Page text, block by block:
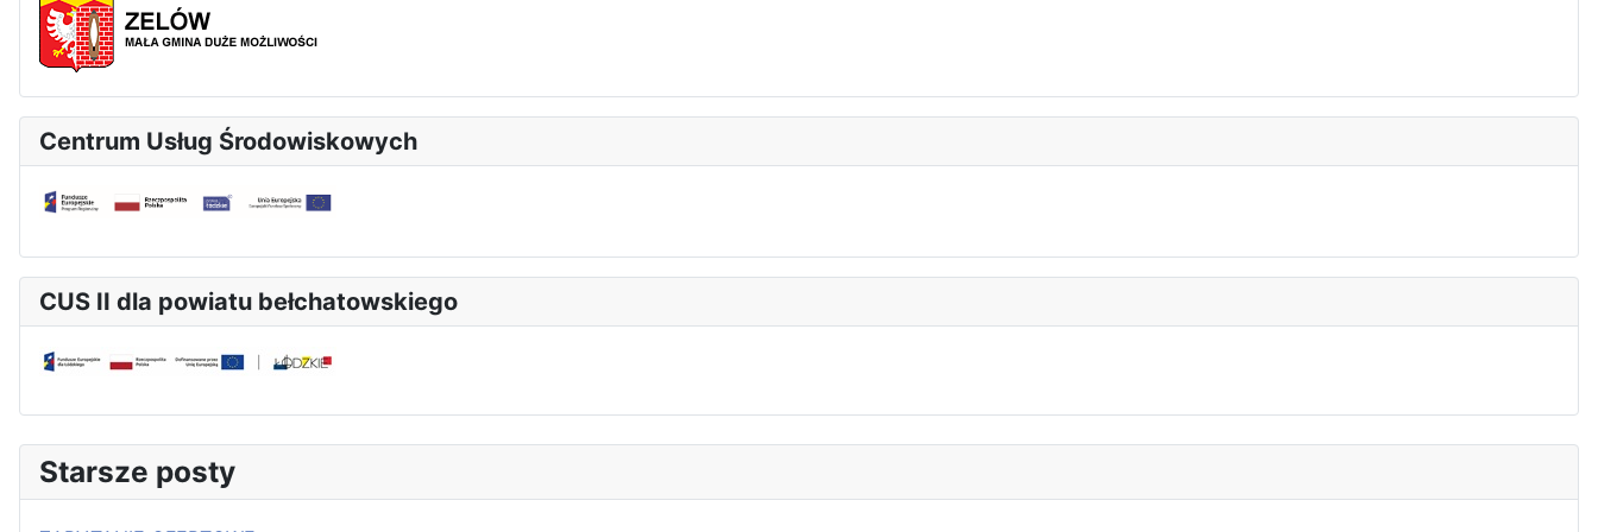
Centrum Usług Środowiskowych
CUS II dla powiatu bełchatowskiego
Starsze posty